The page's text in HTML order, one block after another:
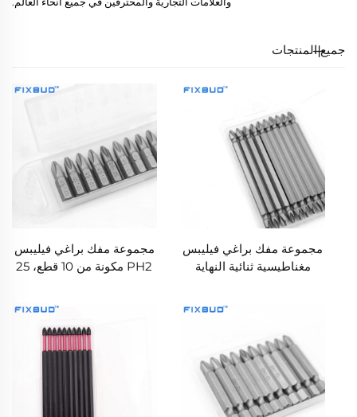
جميع المنتجات
مجموعة مفك براغي فيليبس
مغناطيسية ثنائية النهاية
مجموعة مفك براغي فيليبس
PH2 مكونة من 10 قطع، 25